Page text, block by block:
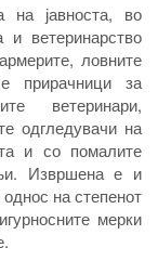
на јавноста, во
и ветеринарство
ловните
прирачници за
ветеринари,
одгледувачи на
и со помалите
Извршена е и
на степенот
мерки